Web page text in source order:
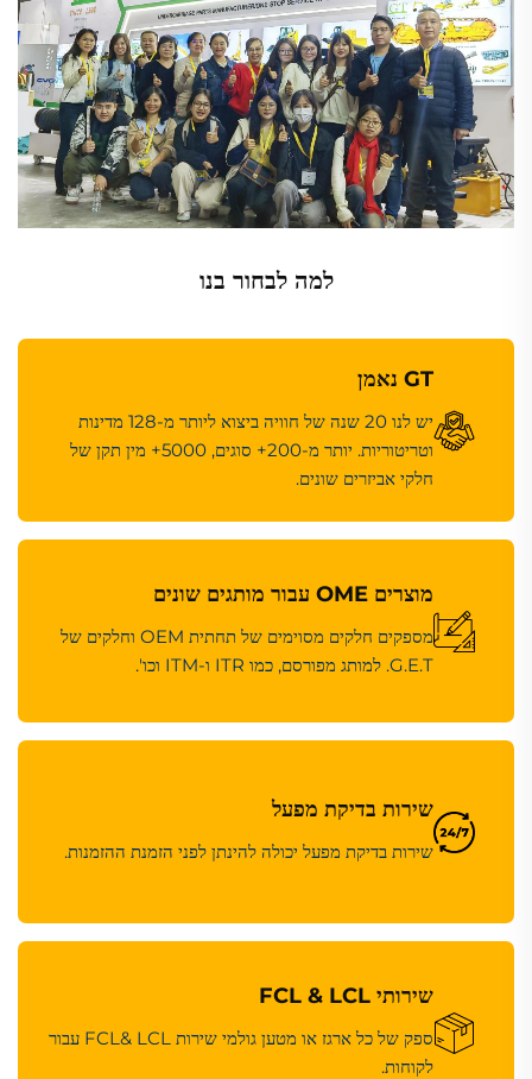
למה לבחור בנו
GT נאמן
יש לנו 20 שנה של חוויה ביצוא ליותר מ-128 מדינות
וטריטוריות. יותר מ-200+ סוגים, 5000+ מין תקן של
חלקי אביזרים שונים.
מוצרים OME עבור מותגים שונים
מספקים חלקים מסוימים של תחתית OEM וחלקים של
G.E.T. למותג מפורסם, כמו ITR ו-ITM וכו'.
שירות בדיקת מפעל
שירות בדיקת מפעל יכולה להינתן לפני הזמנת ההזמנות.
שירותי FCL & LCL
ספק של כל ארגז או מטען גולמי שירות FCL& LCL עבור
לקוחות.